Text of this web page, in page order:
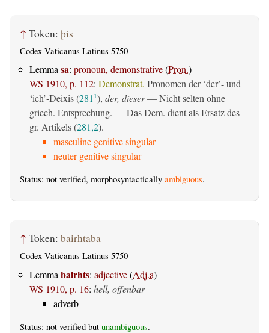
↑ Token: þis
Codex Vaticanus Latinus 5750
Lemmasa: pronoun, demonstrative(Pron.)
WS 1910, p. 112: Demonstrat. Pronomen der ‘der’- und
‘ich’-Deixis (281 1), der, dieser— Nicht selten ohne
griech. Entsprechung. — Das Dem. dient als Ersatz des
gr. Artikels (281,2).
masculine genitive singular
neuter genitive singular
Status: not verified, morphosyntactically ambiguous.
↑ Token: bairhtaba
Codex Vaticanus Latinus 5750
Lemma bairhts: adjective(Adj.a)
WS 1910, p. 16: hell, offenbar
adverb
Status: not verified but unambiguous.